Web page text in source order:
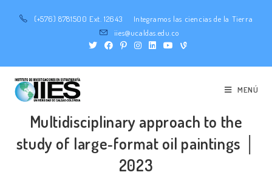
(+576) 8781500 Ext. 12643
Integramos las ciencias de la Tierra
iies@ucaldas.edu.co
MENÚ
Multidisciplinary approach to the
study of large‑format oil paintings │
2023